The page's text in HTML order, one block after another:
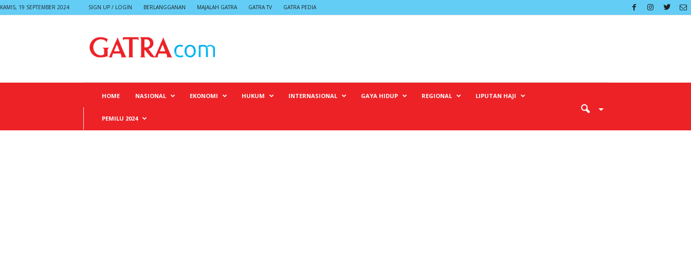
KAMIS, 19 SEPTEMBER 2024 SIGN UP / LOGIN BERLANGGANAN MAJALAH GATRA GATRA TV GATRA PEDIA
HOME NASIONAL EKONOMI HUKUM INTERNASIONAL GAYA HIDUP REGIONAL LIPUTAN HAJI
PEMILU 2024